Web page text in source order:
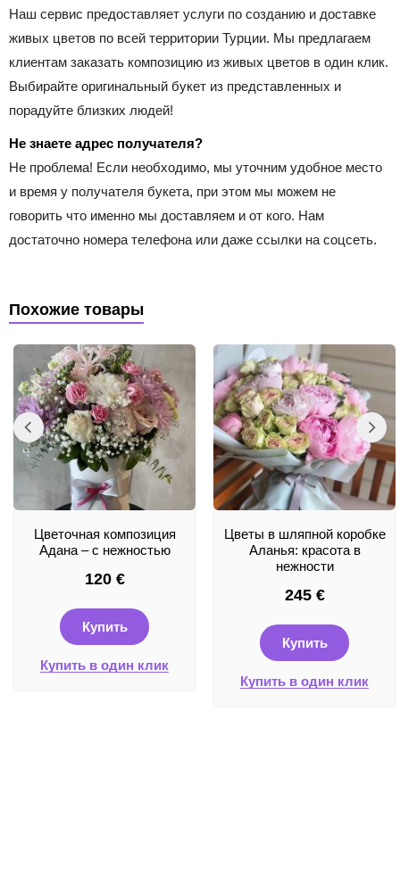
Наш сервис предоставляет услуги по созданию и доставке
живых цветов по всей территории Турции. Мы предлагаем
клиентам заказать композицию из живых цветов в один клик.
Выбирайте оригинальный букет из представленных и
порадуйте близких людей!
Не знаете адрес получателя?
Не проблема! Если необходимо, мы уточним удобное место
и время у получателя букета, при этом мы можем не
говорить что именно мы доставляем и от кого. Нам
достаточно номера телефона или даже ссылки на соцсеть.
Похожие товары
Цветочная композиция
Адана – с нежностью
120 €
Купить
Купить в один клик
Цветы в шляпной коробке
Аланья: красота в
нежности
245 €
Купить
Купить в один клик